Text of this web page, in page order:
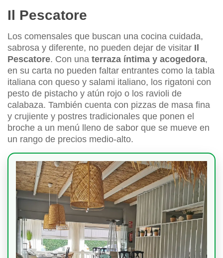
Il Pescatore
Los comensales que buscan una cocina cuidada,
sabrosa y diferente, no pueden dejar de visitar Il
Pescatore. Con una terraza íntima y acogedora,
en su carta no pueden faltar entrantes como la tabla
italiana con queso y salami italiano, los rigatoni con
pesto de pistacho y atún rojo o los ravioli de
calabaza. También cuenta con pizzas de masa fina
y crujiente y postres tradicionales que ponen el
broche a un menú lleno de sabor que se mueve en
un rango de precios medio-alto.